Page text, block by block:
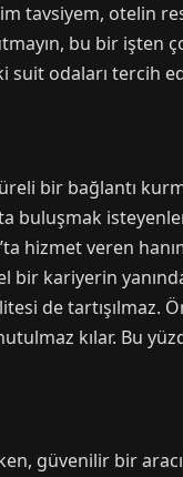
tavsiyem, otelin
bu bir işten
odaları tercih
bir bağlantı
buluşmak
veren
bir kariyerin
de tartışılmaz.
kılar. Bu
güvenilir bir